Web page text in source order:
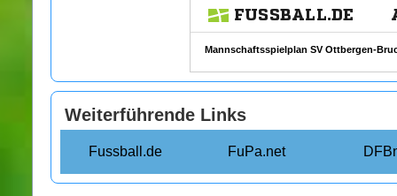
Weiterführende Links
Fussball.de FuPa.net